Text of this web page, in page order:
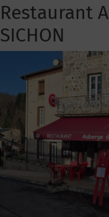
Restaurant
SICHON